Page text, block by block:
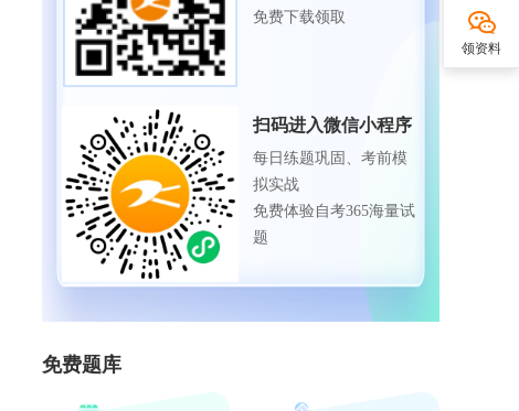
免费下载领取
扫码进入微信小程序
每日练题巩固、考前模
拟实战
免费体验自考365海量试
题
免费题库
领资料